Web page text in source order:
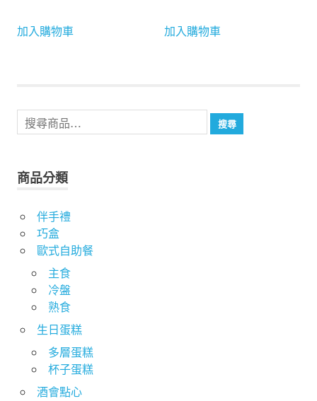
加入購物車 加入購物車
搜
尋
鍵
字:
搜尋
商品分類
伴手禮
巧盒
歐式自助餐
主食
冷盤
熟食
生日蛋糕
多層蛋糕
杯子蛋糕
酒會點心